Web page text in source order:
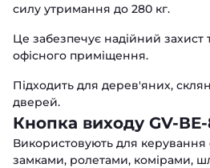
силу утримання до 280 кг.
Це забезпечує надійний захист
офісного приміщення.
Підходить для дерев'яних,
дверей.
Кнопка виходу GV-
Використовують для
замками, ролетами, комірами,